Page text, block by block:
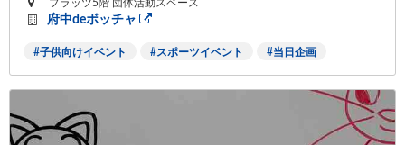
プラッツ5階 団体活動スペース
府中deボッチャ
子供向けイベント スポーツイベント 当日企画